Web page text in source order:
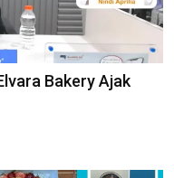
Bakery Ajak